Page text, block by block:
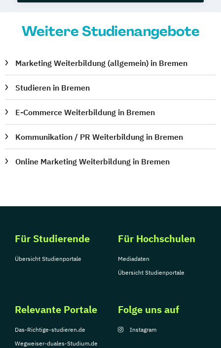
Weitere Studienangebote
Marketing Weiterbildung (allgemein) in Bremen
Studieren in Bremen
E-Commerce Weiterbildung in Bremen
Kommunikation / PR Weiterbildung in Bremen
Online Marketing Weiterbildung in Bremen
Für Studierende
Übersicht Studienportale
Für Hochschulen
Mediadaten
Übersicht Studienportale
Relevante Portale
Das-Richtige-studieren.de
Wegweiser-duales-Studium.de
Folge uns auf
Instagram